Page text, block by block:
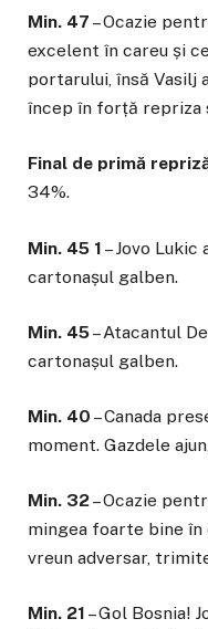
Min. 47 – Ocazie
excelent în careu și
portarului, însă Vasilj
încep în forță repriza
Final de primă
34%.
Min. 45 1 – Jovo Lukic
cartonașul galben.
Min. 45– Atacantul
cartonașul galben.
Min. 40 – Canada
moment. Gazdele
Min. 32– Ocazie
mingea foarte bine în
vreun adversar,
Min. 21 – Gol Bosnia!